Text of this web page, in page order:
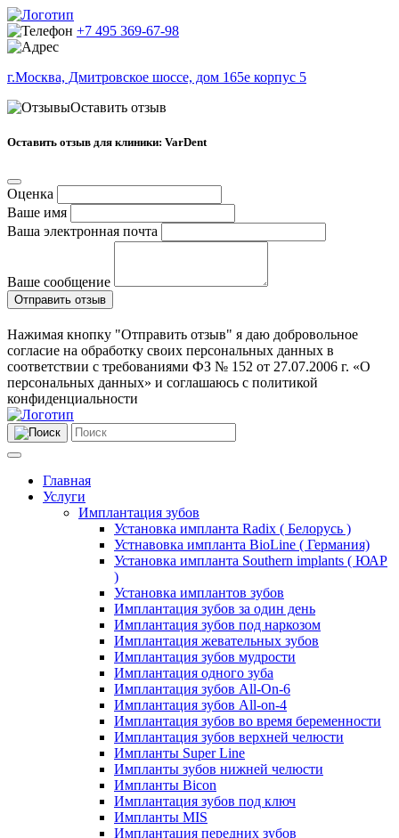
+7 495 369-67-98
г.Москва, Дмитровское шоссе, дом 165е корпус 5
Оставить отзыв
Оставить отзыв для клиники: VarDent
Оценка
Ваше имя
Ваша электронная почта
Ваше сообщение
Отправить отзыв
Нажимая кнопку "Отправить отзыв" я даю добровольное
согласие на обработку своих персональных данных в
соответствии с требованиями ФЗ № 152 от 27.07.2006 г. «О
персональных данных» и соглашаюсь с политикой
конфиденциальности
Главная
Услуги
Имплантация зубов
Установка импланта Radix ( Белорусь )
Устнавовка импланта BioLine ( Германия)
Установка импланта Southern implants ( ЮАР
)
Установка имплантов зубов
Имплантация зубов за один день
Имплантация зубов под наркозом
Имплантация жевательных зубов
Имплантация зубов мудрости
Имплантация одного зуба
Имплантация зубов All-On-6
Имплантация зубов All-on-4
Имплантация зубов во время беременности
Имплантация зубов верхней челюсти
Импланты Super Line
Импланты зубов нижней челюсти
Импланты Bicon
Имплантация зубов под ключ
Импланты MIS
Имплантация передних зубов